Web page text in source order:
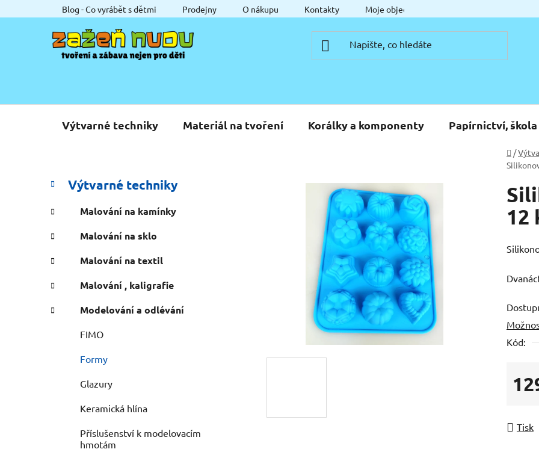
na
Blog - Co vyrábět s dětmi Prodejny O nákupu Kontakty Moje objednávka
Výtvarné techniky Materiál na tvoření Korálky a komponenty Papírnictví, škola
Domů
/
P
o
s
r
a
n
í
p
Přeskočit
kategorie
K
a
e
g
o
r
i
e
Výtvarné techniky
Malování na kamínky
Malování na sklo
Malování na textil
Malování , kaligrafie
Modelování a odlévání
FIMO
Formy
Glazury
Keramická hlína
Příslušenství k modelovacím
hmotám
12
Kód:
Tisk